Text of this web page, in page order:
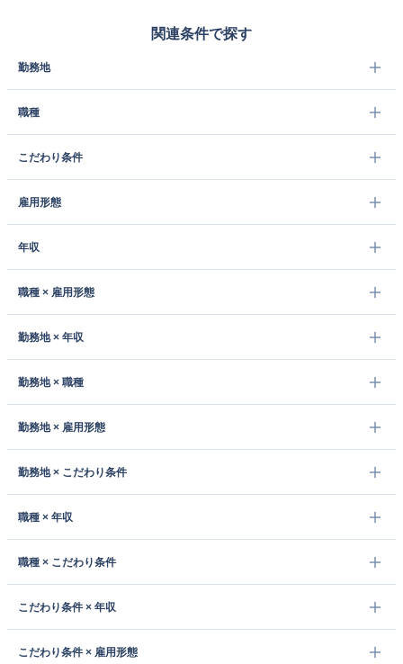
関連条件で探す
勤務地
職種
こだわり条件
雇用形態
年収
職種 × 雇用形態
勤務地 × 年収
勤務地 × 職種
勤務地 × 雇用形態
勤務地 × こだわり条件
職種 × 年収
職種 × こだわり条件
こだわり条件 × 年収
こだわり条件 × 雇用形態